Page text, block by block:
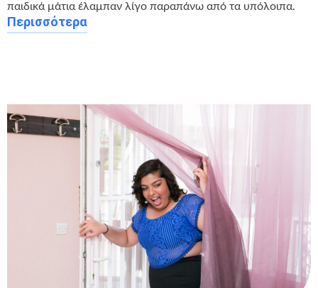
παιδικά μάτια έλαμπαν λίγο παραπάνω από τα υπόλοιπα.
Περισσότερα